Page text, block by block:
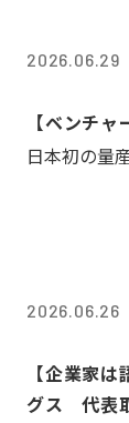
2026.06.29
【ベンチ
日本初の量
2026.06.26
【企業家
グス 代表